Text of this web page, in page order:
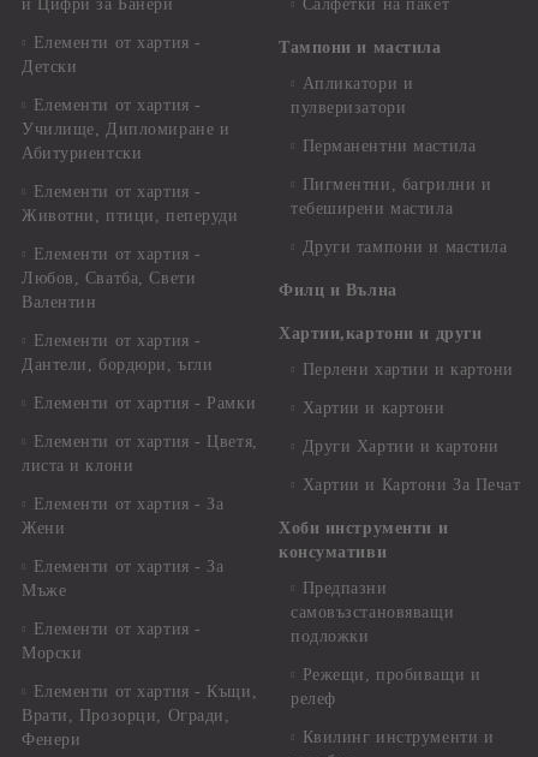
и Цифри за Банери
Елементи от хартия -
Детски
Елементи от хартия -
Училище, Дипломиране и
Абитуриентски
Елементи от хартия -
Животни, птици, пеперуди
Елементи от хартия -
Любов, Сватба, Свети
Валентин
Елементи от хартия -
Дантели, бордюри, ъгли
Елементи от хартия - Рамки
Елементи от хартия - Цветя,
листа и клони
Елементи от хартия - За
Жени
Елементи от хартия - За
Мъже
Елементи от хартия -
Морски
Елементи от хартия - Къщи,
Врати, Прозорци, Огради,
Фенери
Салфетки на пакет
Тампони и мастила
Апликатори и
пулверизатори
Перманентни мастила
Пигментни, багрилни и
тебеширени мастила
Други тампони и мастила
Филц и Вълна
Хартии,картони и други
Перлени хартии и картони
Хартии и картони
Други Хартии и картони
Хартии и Картони За Печат
Хоби инструменти и
консумативи
Предпазни
самовъзстановяващи
подложки
Режещи, пробиващи и
релеф
Квилинг инструменти и